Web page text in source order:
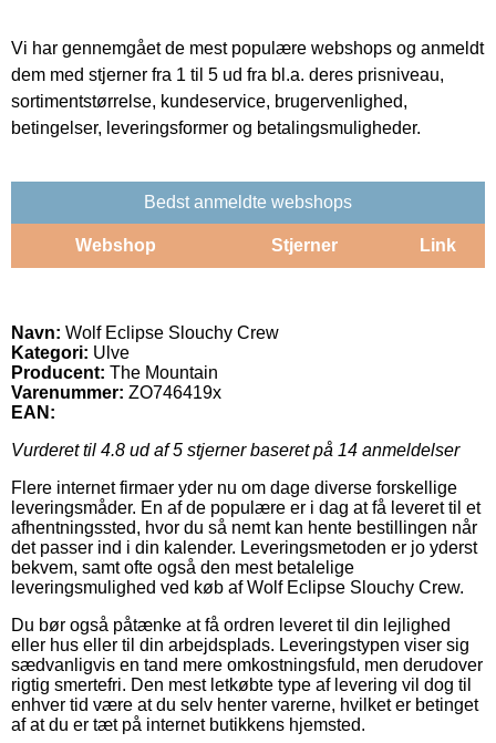
Vi har gennemgået de mest populære webshops og anmeldt
dem med stjerner fra 1 til 5 ud fra bl.a. deres prisniveau,
sortimentstørrelse, kundeservice, brugervenlighed,
betingelser, leveringsformer og betalingsmuligheder.
Bedst anmeldte webshops
Webshop Stjerner Link
Navn: Wolf Eclipse Slouchy Crew
Kategori: Ulve
Producent: The Mountain
Varenummer: ZO746419x
EAN:
Vurderet til 4.8 ud af 5 stjerner baseret på 14 anmeldelser
Flere internet firmaer yder nu om dage diverse forskellige
leveringsmåder. En af de populære er i dag at få leveret til et
afhentningssted, hvor du så nemt kan hente bestillingen når
det passer ind i din kalender. Leveringsmetoden er jo yderst
bekvem, samt ofte også den mest betalelige
leveringsmulighed ved køb af Wolf Eclipse Slouchy Crew.
Du bør også påtænke at få ordren leveret til din lejlighed
eller hus eller til din arbejdsplads. Leveringstypen viser sig
sædvanligvis en tand mere omkostningsfuld, men derudover
rigtig smertefri. Den mest letkøbte type af levering vil dog til
enhver tid være at du selv henter varerne, hvilket er betinget
af at du er tæt på internet butikkens hjemsted.